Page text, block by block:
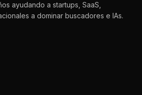
ayudando a startups, SaaS,
a dominar buscadores e IAs.